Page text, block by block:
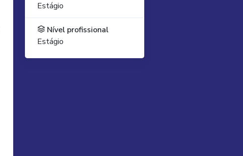
Estágio
Nível profissional
Estágio